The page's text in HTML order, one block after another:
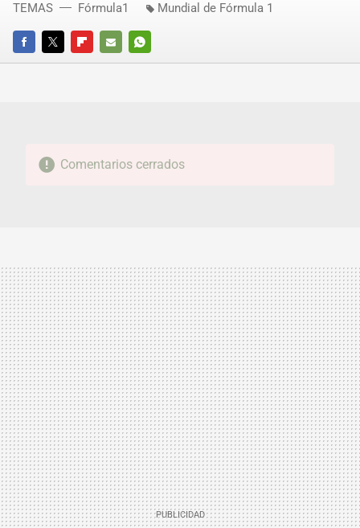
FACEBOOKTWITTERFLIPBOARD
E-
WHATSAPP
TEMAS Fórmula1 Mundial de Fórmula 1
Comentarios cerrados